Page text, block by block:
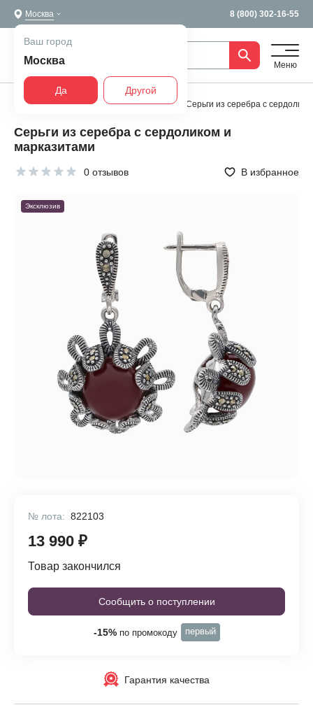
Москва 8 (800) 302-16-55
Ваш город
Москва
Да Другой
Меню
Главная Все украшения Серьги Серьги из серебра с
Серьги из серебра с сердоликом и
марказитами
0 отзывов В избранное
Эксклюзив
№ лота: 822103
13 990 ₽
Товар закончился
Сообщить о поступлении
-15%по промокоду первый
Гарантия качества